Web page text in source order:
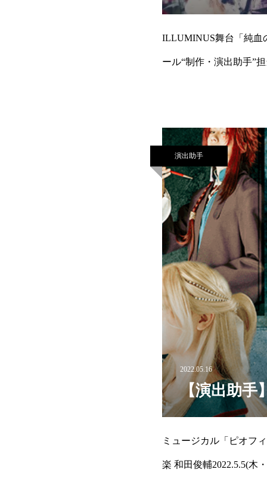
ILLUMINUS舞台「純血
ール“制作・演出助手”
演出助手
2022.05.16
【演出助手
ミュージカル「ピオフ
楽 和田俊輔2022.5.5(木